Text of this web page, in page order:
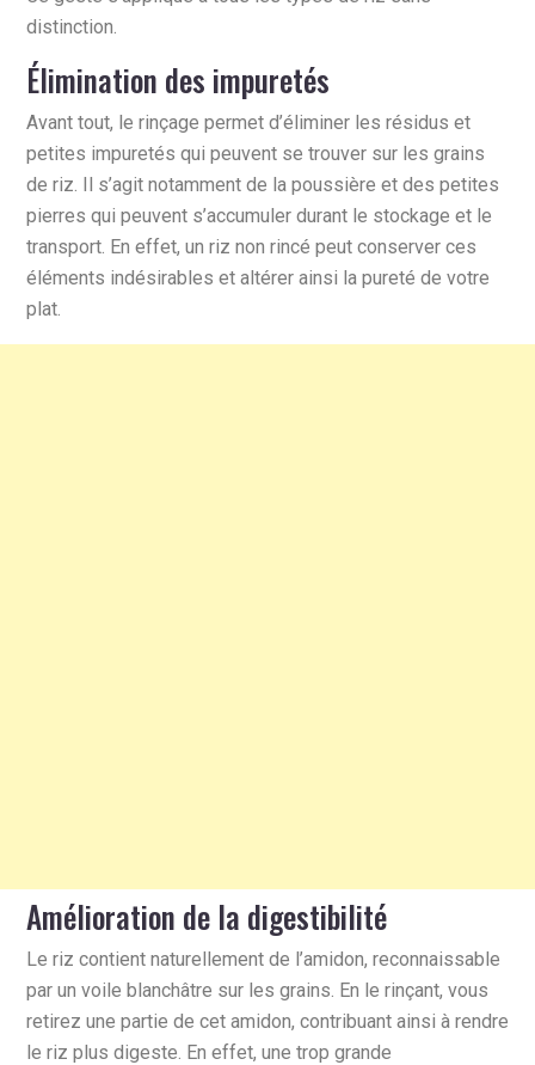
distinction.
Élimination des impuretés
Avant tout, le rinçage permet d’éliminer les résidus et
petites impuretés qui peuvent se trouver sur les grains
de riz. Il s’agit notamment de la poussière et des petites
pierres qui peuvent s’accumuler durant le stockage et le
transport. En effet, un riz non rincé peut conserver ces
éléments indésirables et altérer ainsi la pureté de votre
plat.
Amélioration de la digestibilité
Le riz contient naturellement de l’amidon, reconnaissable
par un voile blanchâtre sur les grains. En le rinçant, vous
retirez une partie de cet amidon, contribuant ainsi à rendre
le riz plus digeste. En effet, une trop grande